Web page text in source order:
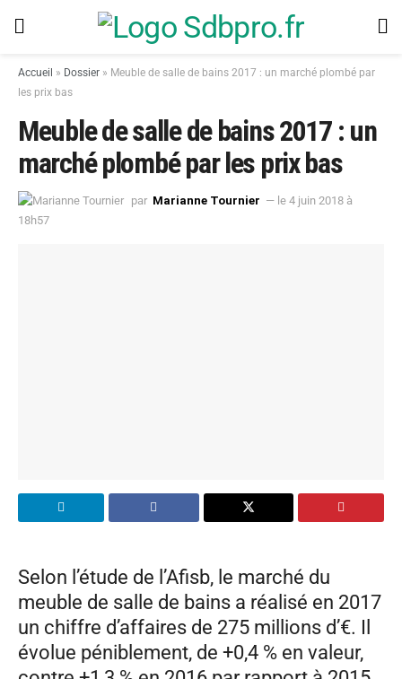
Accueil » Dossier » Meuble de salle de bains 2017 : un marché plombé par
les prix bas
Meuble de salle de bains 2017 : un
marché plombé par les prix bas
par Marianne Tournier — le 4 juin 2018 à
18h57
Selon l’étude de l’Afisb, le marché du
meuble de salle de bains a réalisé en 2017
un chiffre d’affaires de 275 millions d’€. Il
évolue péniblement, de +0,4 % en valeur,